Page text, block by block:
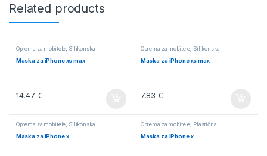
Related products
Oprema za mobitele, Silikonska
Maska za iPhone xs max
14,47 €
Oprema za mobitele, Silikonska
Maska za iPhone xs max
7,83 €
Oprema za mobitele, Silikonska
Maska za iPhone x
Oprema za mobitele, Plastična
Maska za iPhone x